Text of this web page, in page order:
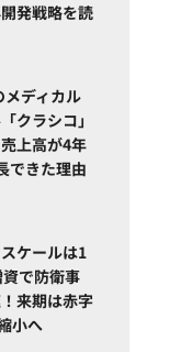
発戦略を読
メディカル
クラシコ」
上高が4年
できた理由
ケールは1
で防衛事
来期は赤字
小へ